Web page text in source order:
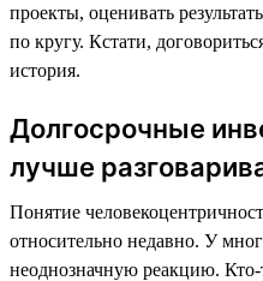
проекты, оценивать
по кругу. Кстати,
история.
Долгосрочные
лучше
Понятие
относительно недавно. У
неоднозначную реакцию. Кто-